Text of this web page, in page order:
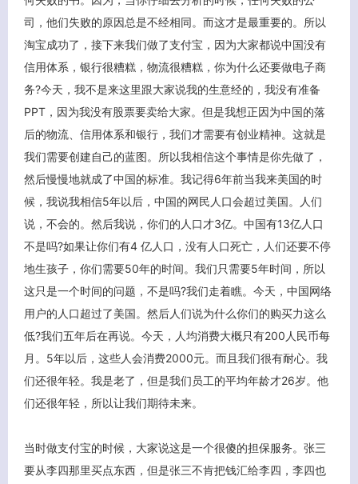
司，他们失败的原因总是不经相同。而这才是最重要的。所以
淘宝成功了，接下来我们做了支付宝，因为大家都说中国没有
信用体系，银行很糟糕，物流很糟糕，你为什么还要做电子商
务?今天，我不是来这里跟大家说我的生意经的，我没有准备
PPT，因为我没有股票要卖给大家。但是我想正因为中国的落
后的物流、信用体系和银行，我们才需要有创业精神。这就是
我们需要创建自己的蓝图。所以我相信这个事情是你先做了，
然后慢慢地就成了中国的标准。我记得6年前当我来美国的时
候，我说我相信5年以后，中国的网民人口会超过美国。人们
说，不会的。然后我说，你们的人口才3亿。中国有13亿人口
不是吗?如果让你们有4 亿人口，没有人口死亡，人们还要不停
地生孩子，你们需要50年的时间。我们只需要5年时间，所以
这只是一个时间的问题，不是吗?我们走着瞧。今天，中国网络
用户的人口超过了美国。然后人们说为什么你们的购买力这么
低?我们五年后在再说。今天，人均消费大概只有200人民币每
月。5年以后，这些人会消费2000元。而且我们很有耐心。我
们还很年轻。我是老了，但是我们员工的平均年龄才26岁。他
们还很年轻，所以让我们期待未来。
当时做支付宝的时候，大家说这是一个很傻的担保服务。张三
要从李四那里买点东西，但是张三不肯把钱汇给李四，李四也
客服小美